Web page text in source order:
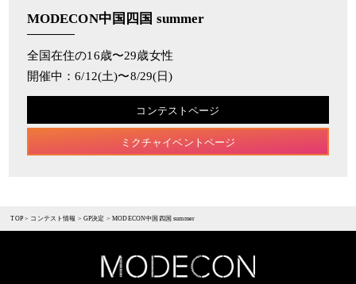
MODECON中国四国 summer
全国在住の16歳〜29歳女性
開催中：6/12(土)〜8/29(日)
コンテストページ
ミクチャイベントページ
TOP> コンテスト情報 >GP決定 >MODECON中国四国 summer